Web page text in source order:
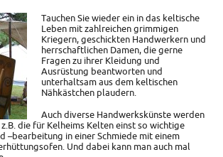
Tauchen Sie wieder ein in das keltische
Leben mit zahlreichen grimmigen
Kriegern, geschickten Handwerkern und
herrschaftlichen Damen, die gerne
Fragen zu ihrer Kleidung und
Ausrüstung beantworten und
unterhaltsam aus dem keltischen
Nähkästchen plaudern.
Auch diverse Handwerkskünste werden
die für Kelheims Kelten einst so wichtige
–bearbeitung in einer Schmiede mit einem
Und dabei kann man auch mal